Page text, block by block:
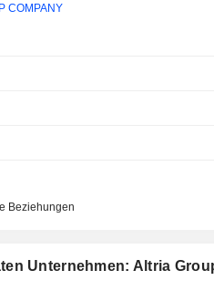
COMPANY
Beziehungen
Unternehmen: Altria